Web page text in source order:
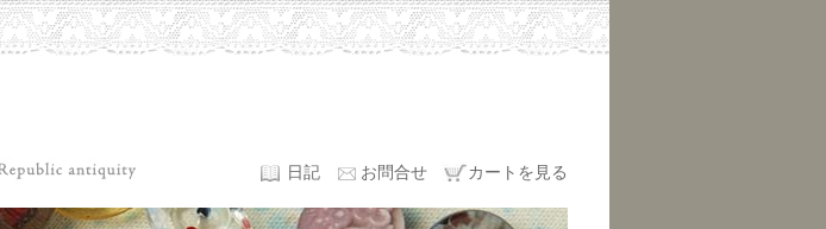
日記 お問合せ カートを見る